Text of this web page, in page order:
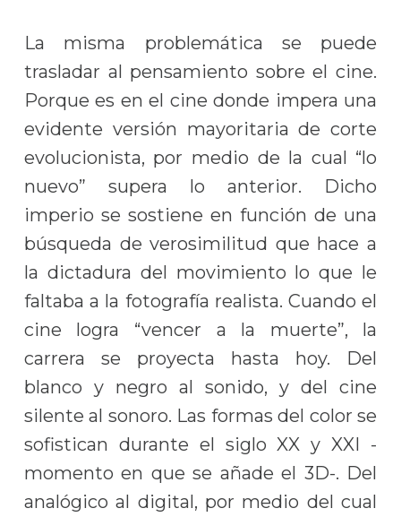
La misma problemática se puede
trasladar al pensamiento sobre el cine.
Porque es en el cine donde impera una
evidente versión mayoritaria de corte
evolucionista, por medio de la cual “lo
nuevo” supera lo anterior. Dicho
imperio se sostiene en función de una
búsqueda de verosimilitud que hace a
la dictadura del movimiento lo que le
faltaba a la fotografía realista. Cuando el
cine logra “vencer a la muerte”, la
carrera se proyecta hasta hoy. Del
blanco y negro al sonido, y del cine
silente al sonoro. Las formas del color se
sofistican durante el siglo XX y XXI -
momento en que se añade el 3D-. Del
analógico al digital, por medio del cual